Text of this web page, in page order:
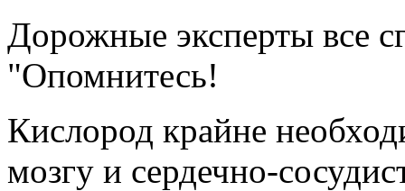
Дорожные эксперты все
"Опомнитесь!
Кислород крайне
мозгу и сердечно-